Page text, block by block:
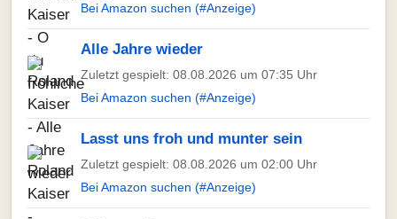
Bei Amazon suchen (#Anzeige)
Alle Jahre wieder
Zuletzt gespielt: 08.08.2026 um 07:35 Uhr
Bei Amazon suchen (#Anzeige)
Lasst uns froh und munter sein
Zuletzt gespielt: 08.08.2026 um 02:00 Uhr
Bei Amazon suchen (#Anzeige)